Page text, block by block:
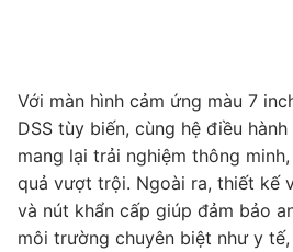
Với màn hình cảm ứng màu 7
DSS tùy biến, cùng hệ điều hành
mang lại trải nghiệm thông
quả vượt trội. Ngoài ra, thiết kế
và nút khẩn cấp giúp đảm bảo
môi trường chuyên biệt như y